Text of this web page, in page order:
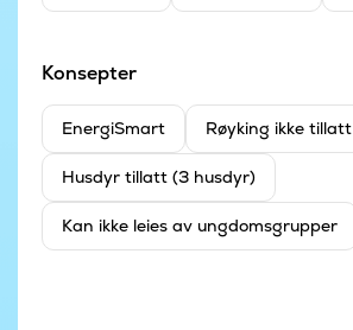
Konsepter
EnergiSmart Røyking ikke tillatt
Husdyr tillatt (3 husdyr)
Kan ikke leies av ungdomsgrupper